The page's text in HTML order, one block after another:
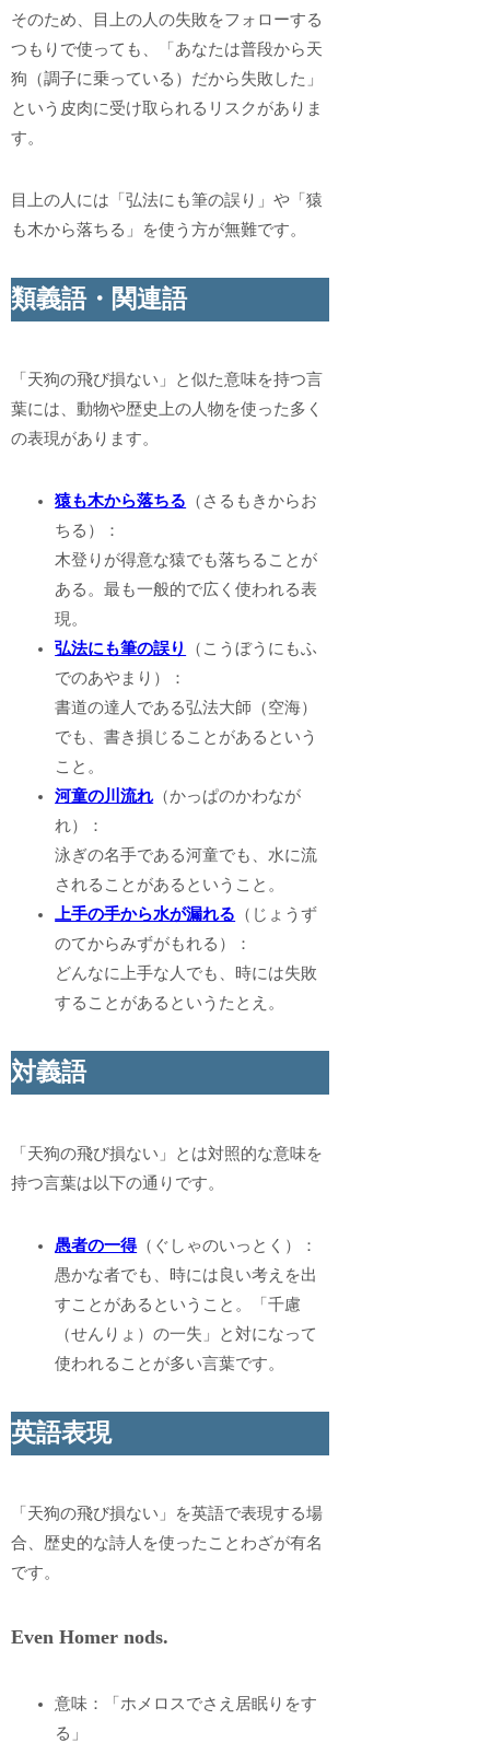
そのため、目上の人の失敗をフォローする
つもりで使っても、「あなたは普段から天
狗（調子に乗っている）だから失敗した」
という皮肉に受け取られるリスクがありま
す。
目上の人には「弘法にも筆の誤り」や「猿
も木から落ちる」を使う方が無難です。
類義語・関連語
「天狗の飛び損ない」と似た意味を持つ言
葉には、動物や歴史上の人物を使った多く
の表現があります。
猿も木から落ちる （さるもきからお
ちる）：
木登りが得意な猿でも落ちることが
ある。最も一般的で広く使われる表
現。
弘法にも筆の誤り
（こうぼうにもふ
でのあやまり）：
書道の達人である弘法大師（空海）
でも、書き損じることがあるという
こと。
河童の川流れ（かっぱのかわなが
れ）：
泳ぎの名手である河童でも、水に流
されることがあるということ。
上手の手から水が漏れる （じょうず
のてからみずがもれる）：
どんなに上手な人でも、時には失敗
することがあるというたとえ。
対義語
「天狗の飛び損ない」とは対照的な意味を
持つ言葉は以下の通りです。
愚者の一得（ぐしゃのいっとく）：
愚かな者でも、時には良い考えを出
すことがあるということ。「千慮
（せんりょ）の一失」と対になって
使われることが多い言葉です。
英語表現
「天狗の飛び損ない」を英語で表現する場
合、歴史的な詩人を使ったことわざが有名
です。
Even Homer nods.
意味：「ホメロスでさえ居眠りをす
る」